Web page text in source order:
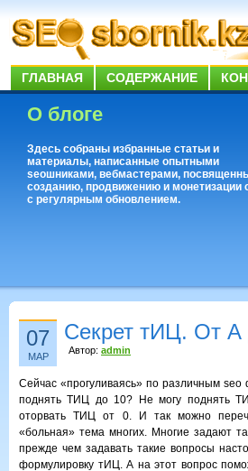
ГЛАВНАЯ СОДЕРЖАНИЕ
О блоге
Здесь собраны избранные статьи и
материалы, написанные опытными
seoшниками, вебмастерами,
созданию, продвижению и монетизации
с регулярным обновлением.
07
МАР
Секрет тИЦ. От А
Автор: admin
Сейчас «прогуливаясь» по различным
поднять ТИЦ до 10? Не могу поднять
оторвать ТИЦ от 0. И так можно
«больная» тема многих. Многие задают
прежде чем задавать такие вопросы
формулировку тИЦ. А на этот вопрос